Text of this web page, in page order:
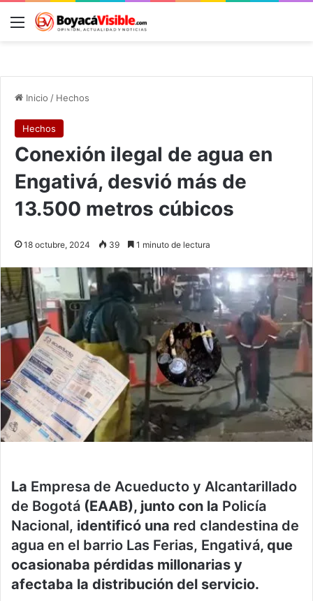
Menú
Inicio / Hechos
Hechos
Conexión ilegal de agua en
Engativá, desvió más de
13.500 metros cúbicos
18 octubre, 2024 39 1 minuto de lectura
La Empresa de Acueducto y Alcantarillado
de Bogotá (EAAB), junto con la Policía
Nacional, identificó una red clandestina de
agua en el barrio Las Ferias, Engativá, que
ocasionaba pérdidas millonarias y
afectaba la distribución del servicio.